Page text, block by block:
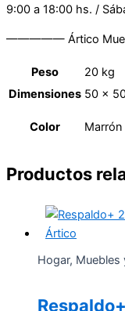
9:00 a 18:00 hs. /
————— Ártico
Peso
20 kg
Dimensiones 50 ×
Color Marrón
Productos
Hogar, Muebles